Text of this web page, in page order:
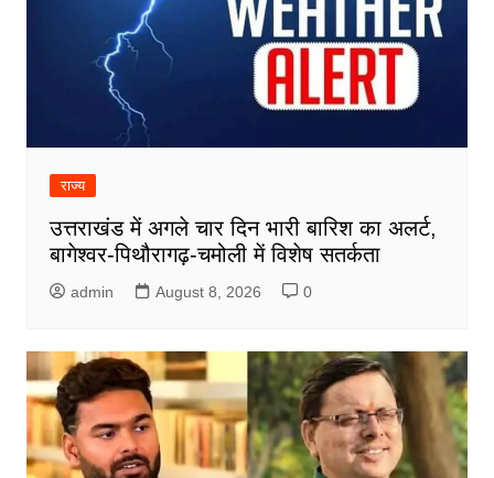
राज्य
उत्तराखंड में अगले चार दिन भारी बारिश का अलर्ट,
बागेश्वर-पिथौरागढ़-चमोली में विशेष सतर्कता
admin August 8, 2026 0